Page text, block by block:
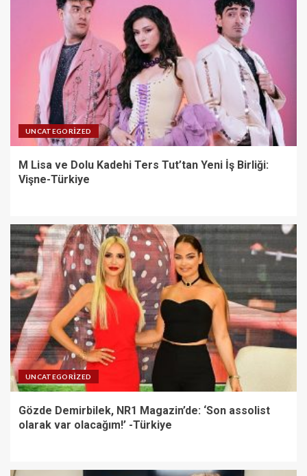
UNCATEGORIZED
M Lisa ve Dolu Kadehi Ters Tut’tan Yeni İş Birliği:
Vişne-Türkiye
UNCATEGORIZED
Gözde Demirbilek, NR1 Magazin’de: ‘Son assolist
olarak var olacağım!’ -Türkiye